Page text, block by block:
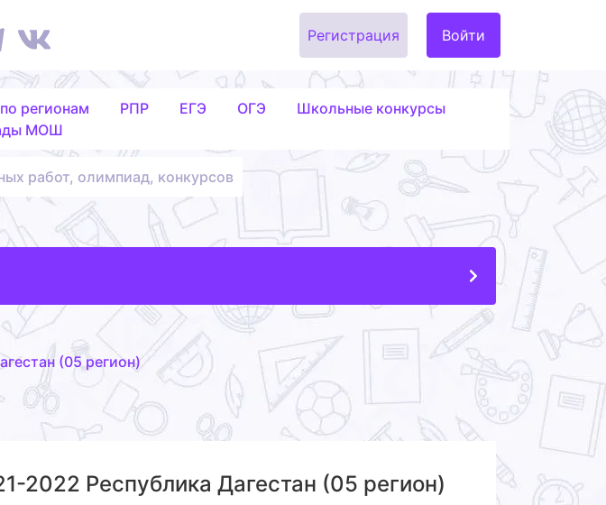
Регистрация Войти
регионам РПР ЕГЭ ОГЭ
Школьные конкурсы
МОШ
работ, олимпиад, конкурсов
(05 регион)
2022 Республика Дагестан (05 регион)